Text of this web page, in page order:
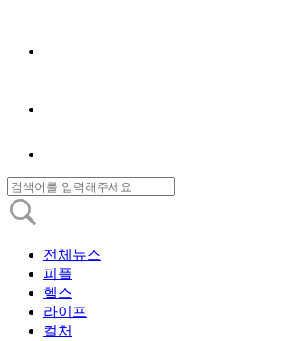
전체뉴스
피플
헬스
라이프
컬처